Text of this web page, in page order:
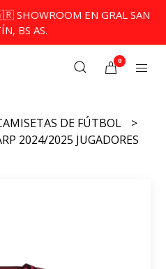
SHOWROOM EN GRAL SAN
BS AS.
0
DE FÚTBOL
2024/2025 JUGADORES